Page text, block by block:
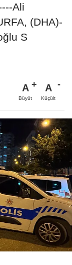
Ali
(DHA)-
S
A
Büyüt
A
Küçült